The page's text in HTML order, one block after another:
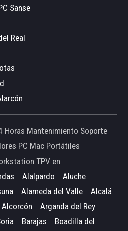
Sanse
Real
Horas Mantenimiento Soporte
PC Mac Portátiles
TPV en
Alalpardo
Aluche
Alameda del Valle
Alcalá
Alcorcón
Arganda del Rey
Barajas
Boadilla del